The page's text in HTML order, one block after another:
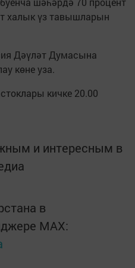
халык үз тавышларын
Дәүләт Думасына
көне уза.
кичке 20.00
и интересным в
в
MАХ: